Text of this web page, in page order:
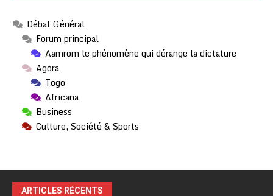
Débat Général
Forum principal
Aamrom le phénomène qui dérange la dictature
Agora
Togo
Africana
Business
Culture, Société & Sports
ARTICLES RÉCENTS